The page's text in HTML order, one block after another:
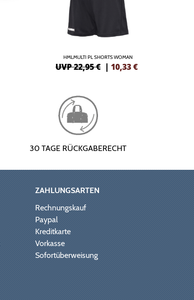
HMLMULTI PL SHORTS WOMAN
UVP 22,95 € |10,33€
30 TAGE RÜCKGABERECHT
ZAHLUNGSARTEN
Rechnungskauf
Paypal
Kreditkarte
Vorkasse
Sofortüberweisung